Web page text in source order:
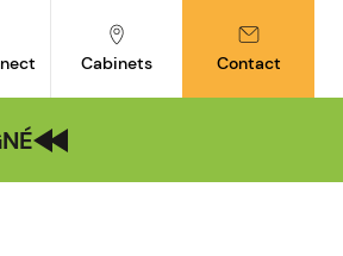
Cabinets Contact